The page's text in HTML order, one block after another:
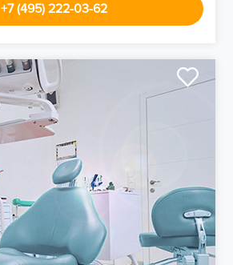
+7 (495) 222-03-62